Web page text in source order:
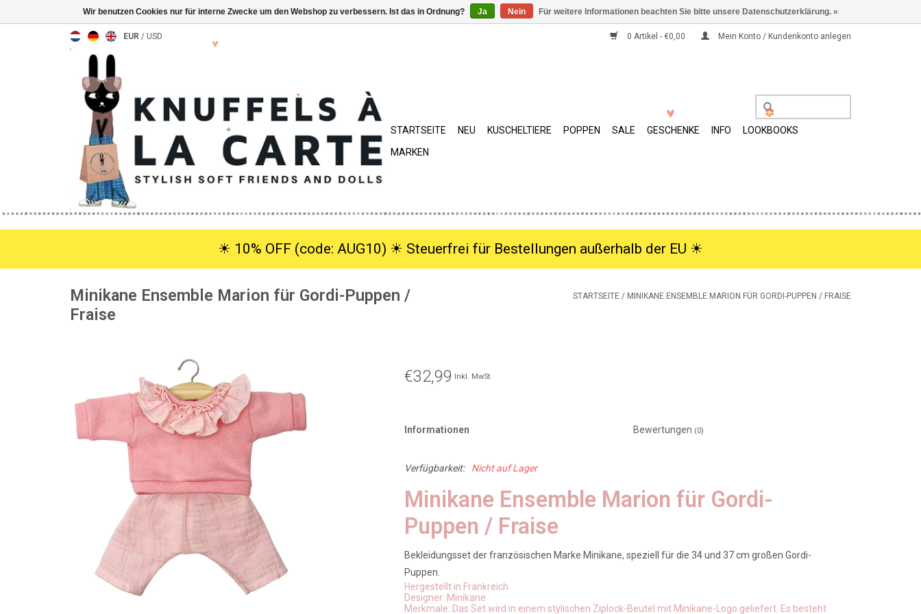
EUR / USD 0 Artikel - €0,00 Mein Konto / Kundenkonto anlegen
STARTSEITE NEU KUSCHELTIERE POPPEN SALE GESCHENKE INFO
LOOKBOOKS
MARKEN
☀︎ 10% OFF (code: AUG10) ☀︎ Steuerfrei für Bestellungen außerhalb der EU ☀︎
Minikane Ensemble Marion für Gordi-Puppen /
Fraise
STARTSEITE / MINIKANE ENSEMBLE MARION FÜR GORDI-PUPPEN / FRAISE
€32,99 Inkl. MwSt.
Informationen Bewertungen (0)
Verfügbarkeit: Nicht auf Lager
Minikane Ensemble Marion für Gordi-
Puppen / Fraise
Bekleidungsset der französischen Marke Minikane, speziell für die 34 und 37 cm großen Gordi-
Puppen.
Hergestellt in Frankreich
Designer: Minikane
Merkmale: Das Set wird in einem stylischen Ziplock-Beutel mit Minikane-Logo geliefert. Es besteht
Wir benutzen Cookies nur für interne Zwecke um den Webshop zu verbessern. Ist das in Ordnung? Ja Nein Für weitere Informationen beachten Sie bitte unsere Datenschutzerklärung. »